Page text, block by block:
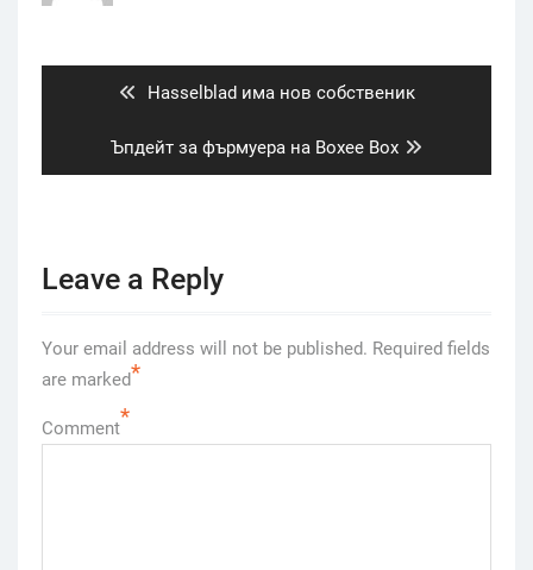
Previous
Hasselblad има нов собственик
Next
post:
Ъпдейт за фърмуера на Boxee Box
Leave a Reply
Your email address will not be published. Required fields
are marked*
Comment*